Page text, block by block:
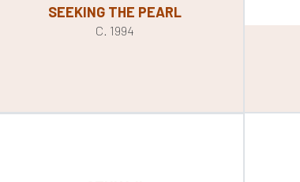
SEEKING THE PEARL
C. 1994